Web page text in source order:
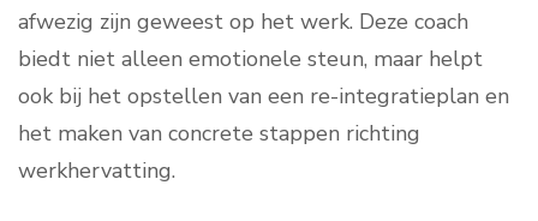
afwezig zijn geweest op het werk. Deze coach
biedt niet alleen emotionele steun, maar helpt
ook bij het opstellen van een re-integratieplan en
het maken van concrete stappen richting
werkhervatting.